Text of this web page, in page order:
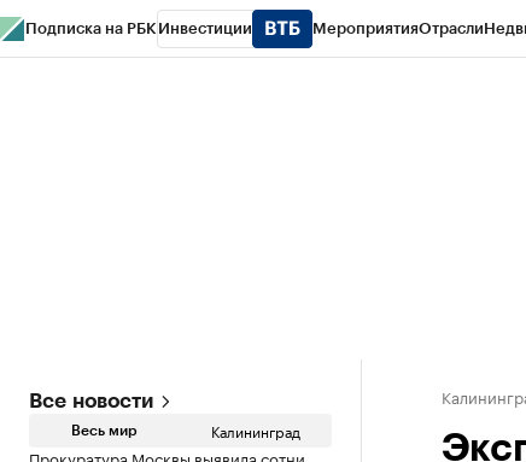
Подписка на РБК Инвестиции МероприятияОтрасли
Все новости
Весь мир Калининград
Прокуратура Москвы выявила сотни